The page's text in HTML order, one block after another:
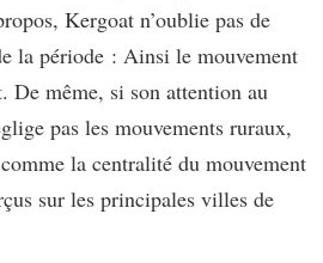
Kergoat n’oublie pas de
la période : Ainsi le mouvement
De même, si son attention au
pas les mouvements ruraux,
la centralité du mouvement
sur les principales villes de